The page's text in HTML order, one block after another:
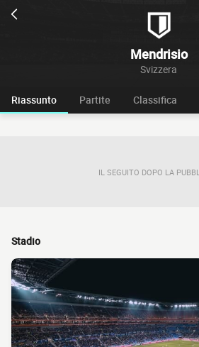
Mendrisio
Svizzera
Riassunto Partite Classifica
IL SEGUITO DOPO LA
Stadio